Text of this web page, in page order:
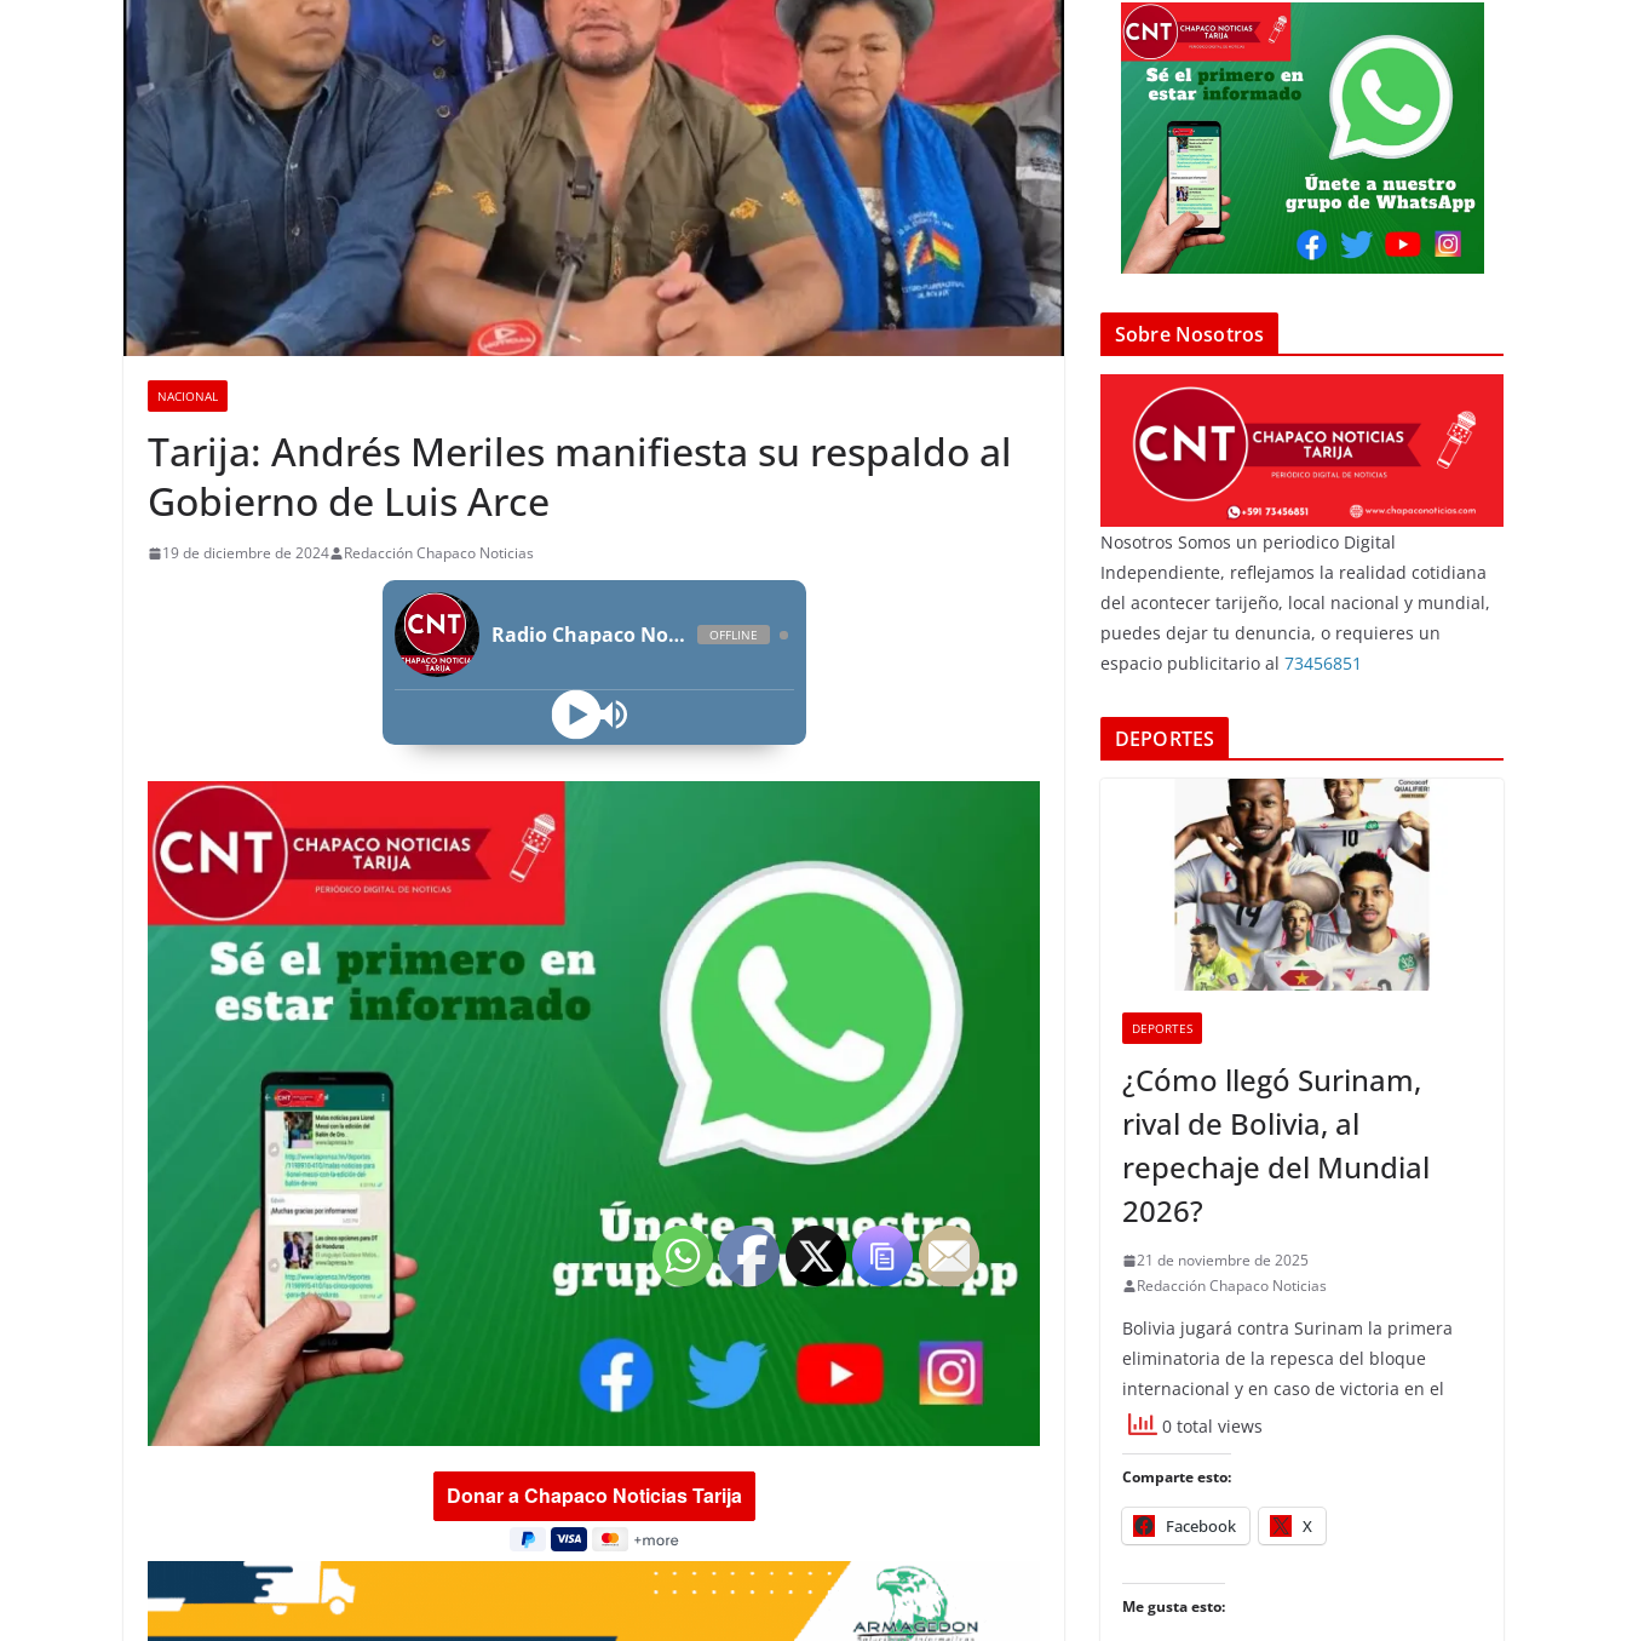
NACIONAL
Tarija: Andrés Meriles manifiesta su respaldo al
Gobierno de Luis Arce
19 de diciembre de 2024 Redacción Chapaco Noticias
Radio Chapaco Noticias Las 24 horas en vivo OFFLINE
Sobre Nosotros
Nosotros Somos un periodico Digital
Independiente, reflejamos la realidad cotidiana
del acontecer tarijeño, local nacional y mundial,
puedes dejar tu denuncia, o requieres un
espacio publicitario al 73456851
DEPORTES
DEPORTES
¿Cómo llegó Surinam,
rival de Bolivia, al
repechaje del Mundial
2026?
21 de noviembre de 2025
Redacción Chapaco Noticias
Bolivia jugará contra Surinam la primera
eliminatoria de la repesca del bloque
internacional y en caso de victoria en el
0 total views
Comparte esto:
Facebook X
Me gusta esto: